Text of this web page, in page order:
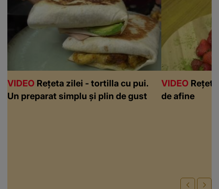
VIDEO Rețeta zilei - tortilla cu pui.
Un preparat simplu și plin de gust
VIDEO
de afine